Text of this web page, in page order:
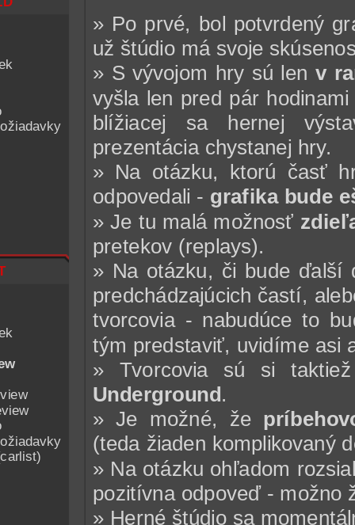
» Po prvé, bol potvrdený
už štúdio má svoje
» S vývojom hry sú len v
vyšla len pred pár
blížiacej sa hernej
prezentácia chystanej hry.
» Na otázku, ktorú časť
odpovedali - grafika bude
» Je tu malá možnosť
pretekov (replays).
» Na otázku, či bude ďalší
predchádzajúcich častí,
tvorcovia - nabudúce to
tým predstaviť, uvidíme asi
» Tvorcovia sú si
Underground.
» Je možné, že
(teda žiaden komplikovaný
» Na otázku ohľadom
pozitívna odpoveď - možno
» Herné štúdio sa